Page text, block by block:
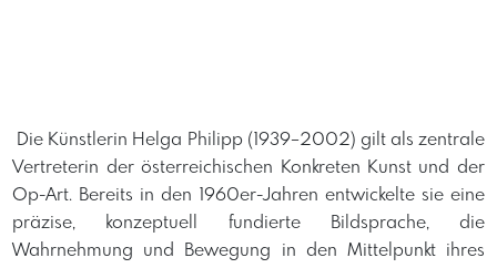
​ Die Künstlerin Helga Philipp (1939–2002) gilt als zentrale
Vertreterin der österreichischen Konkreten Kunst und der
Op-Art. Bereits in den 1960er-Jahren entwickelte sie eine
präzise, konzeptuell fundierte Bildsprache, die
Wahrnehmung und Bewegung in den Mittelpunkt ihres